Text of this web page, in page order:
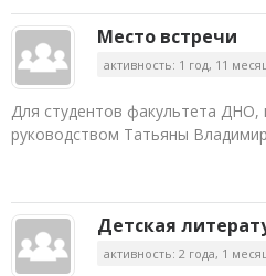
Место встречи
активность: 1 год, 11
Для студентов факультета ДНО,
руководством Татьяны
Детская
активность: 2 года, 1